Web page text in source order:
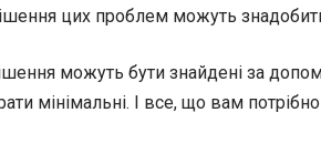
цих проблем можуть
можуть бути знайдені за
мінімальні. І все, що вам